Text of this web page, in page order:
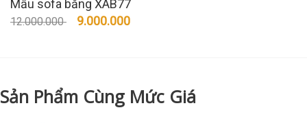
Mẫu sofa băng XAB77
12.000.000 9.000.000
Sản Phẩm Cùng Mức Giá